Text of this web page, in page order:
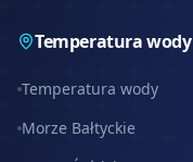
Temperatura wody
Temperatura wody
Morze Bałtyckie